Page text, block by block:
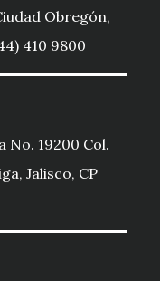
Obregón,
410 9800
19200 Col.
Jalisco, CP